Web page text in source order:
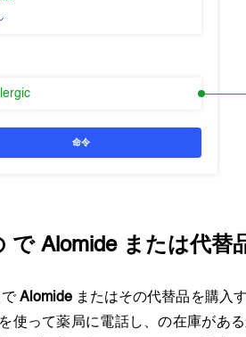
命令
でAlomideまたは代替
でAlomideまたはその代替品を購入す
使って薬局に電話し、の在庫があ